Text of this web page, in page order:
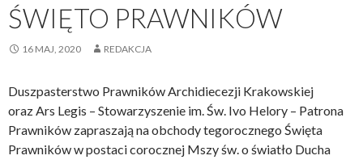
ŚWIĘTO PRAWNIKÓW
16 MAJ, 2020 REDAKCJA
Duszpasterstwo Prawników Archidiecezji Krakowskiej
oraz Ars Legis – Stowarzyszenie im. Św. Ivo Helory – Patrona
Prawników zapraszają na obchody tegorocznego Święta
Prawników w postaci corocznej Mszy św. o światło Ducha